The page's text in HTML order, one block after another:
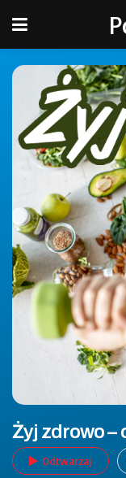
Żyj zdrowo –
Odtwarzaj